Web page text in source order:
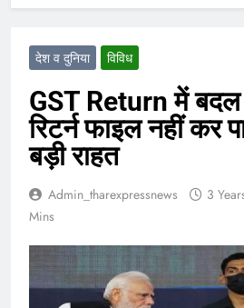
देश व दुनिया विविध
GST Return में बदल
रिटर्न फाइल नहीं कर
बड़ी राहत
Admin_tharexpressnews 3
Mins